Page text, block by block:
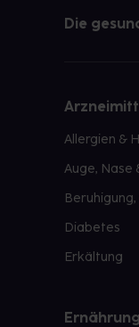
Die
Allergien &
Auge, Nase
Diabetes
Erkältung